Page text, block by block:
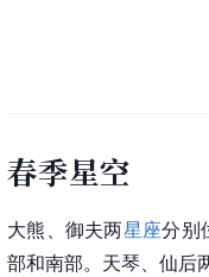
春季星空
大熊、御夫两星座分别
部和南部。天琴、仙后